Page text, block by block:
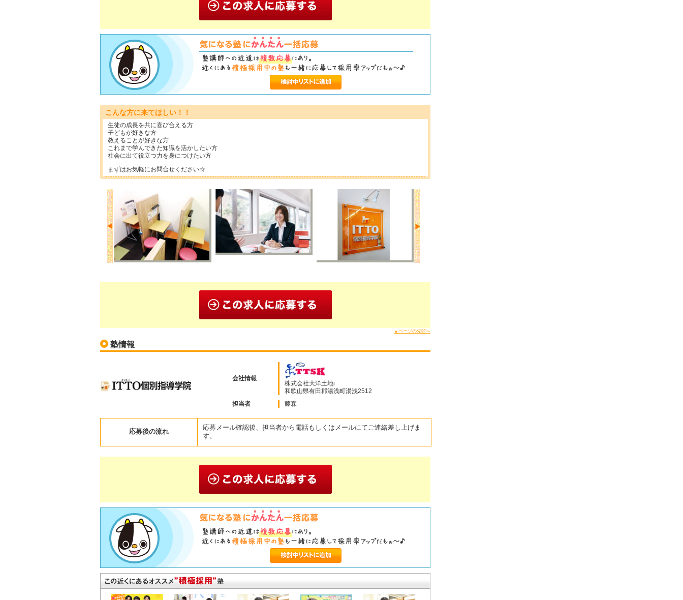
こんな方に来てほしい！！
生徒の成長を共に喜び合える方
子どもが好きな方
教えることが好きな方
これまで学んできた知識を活かしたい方
社会に出て役立つ力を身につけたい方
まずはお気軽にお問合せください☆
▲ページの先頭へ
塾情報
会社情報
株式会社大洋土地i
和歌山県有田郡湯浅町湯浅2512
担当者 藤森
応募後の流れ
応募メール確認後、担当者から電話もしくはメールにてご連絡差し上げま
す。